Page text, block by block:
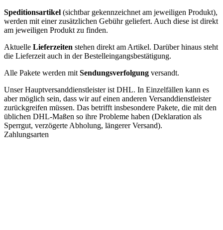
Speditionsartikel (sichtbar gekennzeichnet am jeweiligen Produkt),
werden mit einer zusätzlichen Gebühr geliefert. Auch diese ist direkt
am jeweiligen Produkt zu finden.
Aktuelle Lieferzeiten stehen direkt am Artikel. Darüber hinaus steht
die Lieferzeit auch in der Bestelleingangsbestätigung.
Alle Pakete werden mit Sendungsverfolgung versandt.
Unser Hauptversanddienstleister ist DHL. In Einzelfällen kann es
aber möglich sein, dass wir auf einen anderen Versanddienstleister
zurückgreifen müssen. Das betrifft insbesondere Pakete, die mit den
üblichen DHL-Maßen so ihre Probleme haben (Deklaration als
Sperrgut, verzögerte Abholung, längerer Versand).
Zahlungsarten